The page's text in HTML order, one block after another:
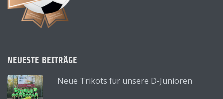
NEUESTE BEITRÄGE
Neue Trikots für unsere D-Junioren